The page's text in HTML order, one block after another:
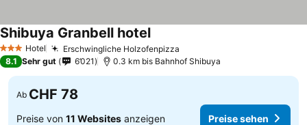
3 SterneHotel Erschwingliche Holzofenpizza
Shibuya Granbell hotelPreise sehen
8.1 Sehr gut 6’021 0.3 km bis Bahnhof Shibuya
Ab CHF 78
Preise von 11 Websites anzeigen Preise sehen